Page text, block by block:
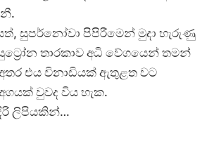
සුපර්නෝවා පිපිරීමෙන් මුදා හැරුණු
තාරකාව අධි වේගයෙන් තමන්
එය විනාඩියක් ඇතුළත වට
වුවද විය හැක.
ලිපියකින්…